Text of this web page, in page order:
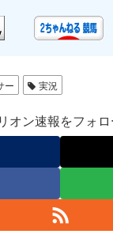
ー 実況
オン速報をフォ